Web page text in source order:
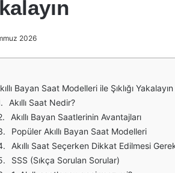
2026
Bayan Saat Modelleri ile Şıklığı Yakalayın
Akıllı Saat Nedir?
Akıllı Bayan Saatlerinin Avantajları
Popüler Akıllı Bayan Saat Modelleri
Akıllı Saat Seçerken Dikkat Edilmesi
SSS (Sıkça Sorulan Sorular)